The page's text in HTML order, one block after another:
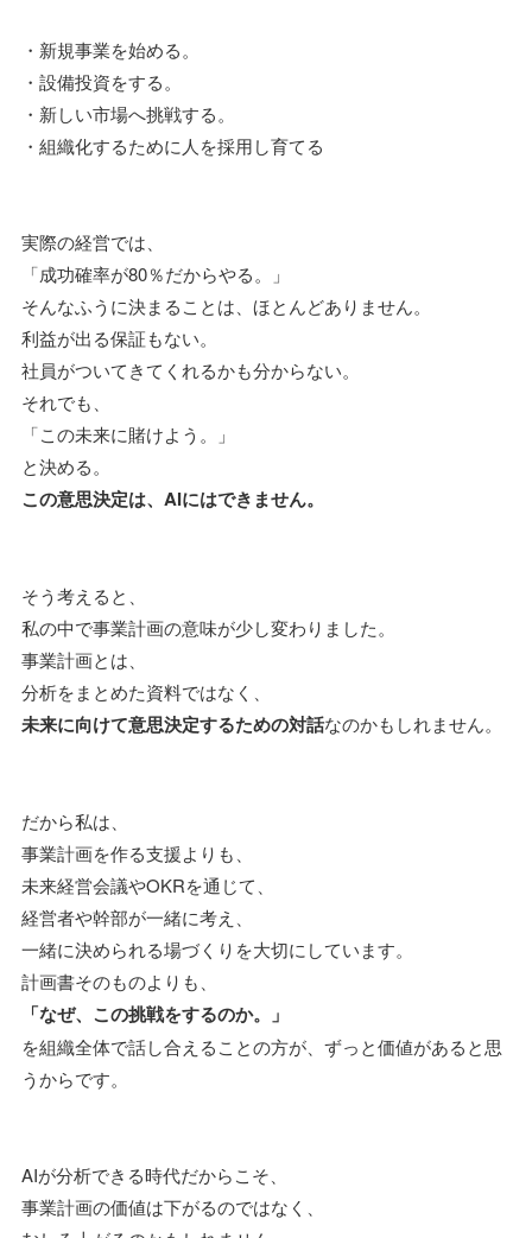
・新規事業を始める。
・設備投資をする。
・新しい市場へ挑戦する。
・組織化するために人を採用し育てる
実際の経営では、
「成功確率が80％だからやる。」
そんなふうに決まることは、ほとんどありません。
利益が出る保証もない。
社員がついてきてくれるかも分からない。
それでも、
「この未来に賭けよう。」
と決める。
この意思決定は、AIにはできません。
そう考えると、
私の中で事業計画の意味が少し変わりました。
事業計画とは、
分析をまとめた資料ではなく、
未来に向けて意思決定するための対話なのかもしれません。
だから私は、
事業計画を作る支援よりも、
未来経営会議やOKRを通じて、
経営者や幹部が一緒に考え、
一緒に決められる場づくりを大切にしています。
計画書そのものよりも、
「なぜ、この挑戦をするのか。」
を組織全体で話し合えることの方が、ずっと価値があると思
うからです。
AIが分析できる時代だからこそ、
事業計画の価値は下がるのではなく、